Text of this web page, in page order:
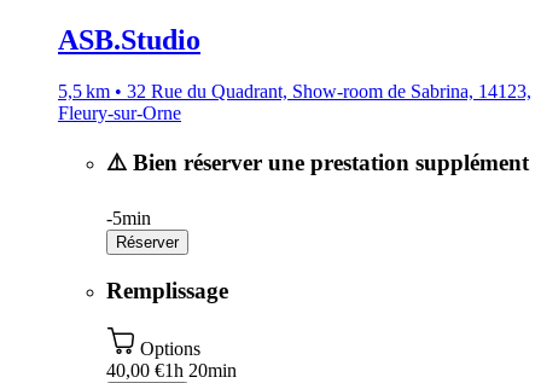
ASB.Studio
5,5 km • 32 Rue du Quadrant, Show-room de Sabrina, 14123,
Fleury-sur-Orne
⚠️ Bien réserver une prestation supplément
-5min
Réserver
Remplissage
Options
40,00 €1h 20min